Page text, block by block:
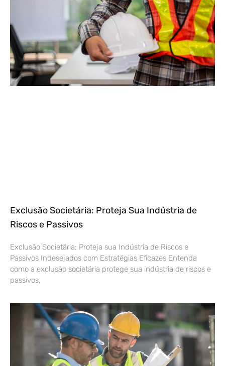
Exclusão Societária: Proteja Sua Indústria de
Riscos e Passivos
Exclusão Societária: Proteja sua Indústria de Riscos e
Passivos Indesejados com Estratégias Eficazes Entenda
como a exclusão societária protege sua indústria de riscos e
passivos,